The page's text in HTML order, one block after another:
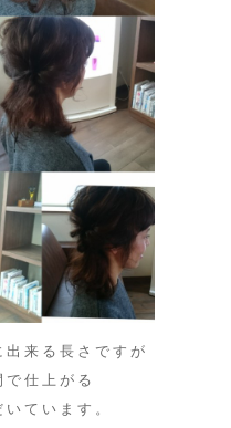
来る長さですが
仕上がる
ています。